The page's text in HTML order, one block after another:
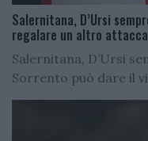
Salernitana, D’Ursi
regalare un altro
Salernitana, D’Ursi
Sorrento può dare il